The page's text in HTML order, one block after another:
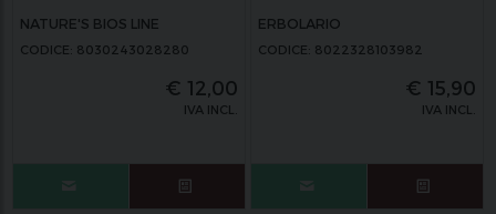
NATURE'S BIOS LINE
CODICE: 8030243028280
€ 12,00
IVA INCL.
ERBOLARIO
CODICE: 8022328103982
€ 15,90
IVA INCL.